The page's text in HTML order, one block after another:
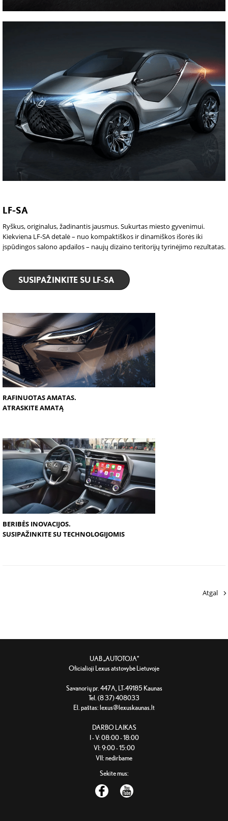
LF-SA
Ryškus, originalus, žadinantis jausmus. Sukurtas miesto gyvenimui.
Kiekviena LF-SA detalė – nuo kompaktiškos ir dinamiškos išorės iki
įspūdingos salono apdailos – naujų dizaino teritorijų tyrinėjimo rezultatas.
SUSIPAŽINKITE SU LF-SA
RAFINUOTAS AMATAS.
ATRASKITE AMATĄ
BERIBĖS INOVACIJOS.
SUSIPAŽINKITE SU TECHNOLOGIJOMIS
Atgal
UAB „AUTOTOJA“
Oficialioji Lexus atstovybė Lietuvoje
Savanorių pr. 447A, LT-49185 Kaunas
Tel. (8 37) 408033
El. paštas: lexus@lexuskaunas.lt
DARBO LAIKAS
I - V: 08:00 - 18:00
VI: 9:00 - 15:00
VII: nedirbame
Sekite mus: